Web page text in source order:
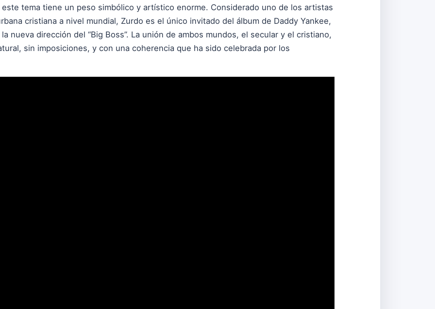
tema tiene un peso simbólico y artístico enorme. Considerado uno de los artistas
cristiana a nivel mundial, Zurdo es el único invitado del álbum de Daddy Yankee,
nueva dirección del “Big Boss”. La unión de ambos mundos, el secular y el cristiano,
sin imposiciones, y con una coherencia que ha sido celebrada por los